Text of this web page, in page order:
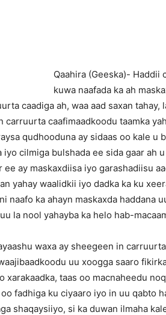
Qaahira (Geeska)- Haddii
kuwa naafada ka ah
caadiga ah, waa aad saxan tahay,
carruurta caafimaadkoodu taamka
qudhooduna ay sidaas oo kale u
iyo cilmiga bulshada ee sida gaar ah
ee ay maskaxdiisa iyo garashadiisu
yahay waalidkii iyo dadka ka ku
naafo ka ahayn maskaxda haddana
la nool yahayba ka helo hab-
waxa ay sheegeen in
uu xoogga saaro
xarakaadka, taas oo macnaheedu
fadhiga ku ciyaaro iyo in uu qabto
shaqaysiiyo, si ka duwan ilmaha